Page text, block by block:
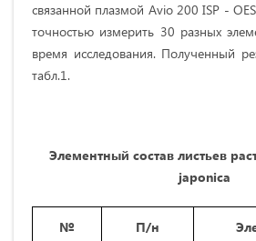
связанной плазмой Avio 200 ISP -
точностью измерить 30 разных
время исследования. Полученный
табл.1.
Элементный состав листьев
japonica
№ П/н